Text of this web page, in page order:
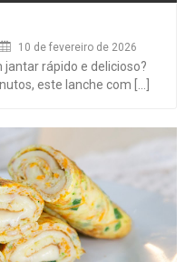
10 de fevereiro de 2026
rápido e delicioso?
este lanche com [...]